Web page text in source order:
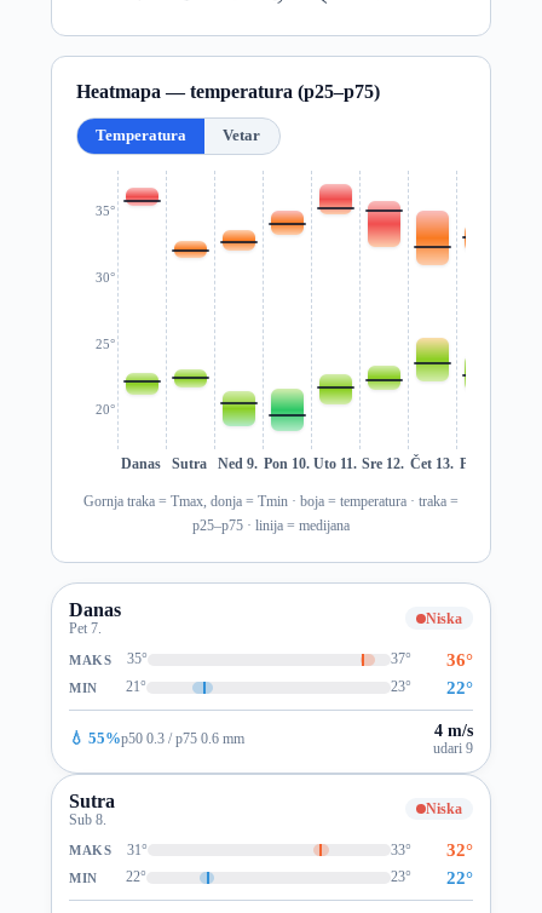
Heatmapa — temperatura (p25–p75)
Temperatura Vetar
20°
25°
30°
35°
Danas Sutra Ned 9. Pon 10. Uto 11. Sre 12. Čet 13. Pet 14.
Gornja traka = Tmax, donja = Tmin · boja = temperatura · traka =
p25–p75 · linija = medijana
Danas
Pet 7.
Niska
MAKS 35° 37° 36°
MIN 21° 23° 22°
💧 55%p50 0.3 / p75 0.6 mm 4 m/s
udari 9
Sutra
Sub 8.
Niska
MAKS 31° 33° 32°
MIN 22° 23° 22°